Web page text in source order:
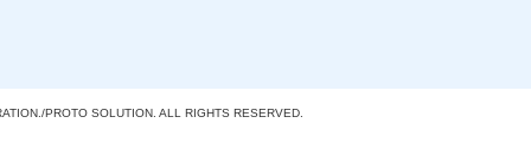
PROTO SOLUTION. ALL RIGHTS RESERVED.